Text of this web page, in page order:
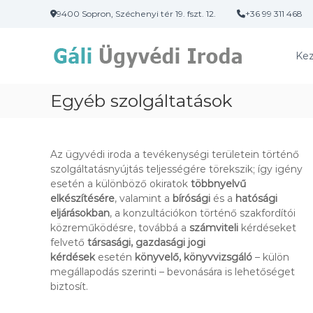
9400 Sopron, Széchenyi tér 19. fszt. 12. +36 99 311 468
v
é
i
I
r
o
d
Egyéb szolgáltatások
Az ügyvédi iroda a tevékenységi területein történő
szolgáltatásnyújtás teljességére törekszik; így igény
esetén a különböző okiratok többnyelvű
elkészítésére, valamint a bírósági és a hatósági
eljárásokban, a konzultációkon történő szakfordítói
közreműködésre, továbbá a számviteli kérdéseket
felvető társasági, gazdasági jogi
kérdésekesetén könyvelő, könyvvizsgáló – külön
megállapodás szerinti – bevonására is lehetőséget
biztosít.